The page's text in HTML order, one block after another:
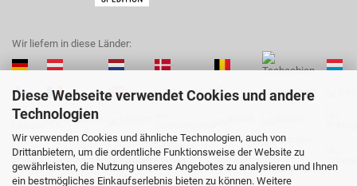
Diese Webseite verwendet Cookies und andere
Technologien
Wir verwenden Cookies und ähnliche Technologien, auch von
Drittanbietern, um die ordentliche Funktionsweise der Website zu
gewährleisten, die Nutzung unseres Angebotes zu analysieren und Ihnen
ein bestmögliches Einkaufserlebnis bieten zu können. Weitere
Wir liefern in diese Länder: